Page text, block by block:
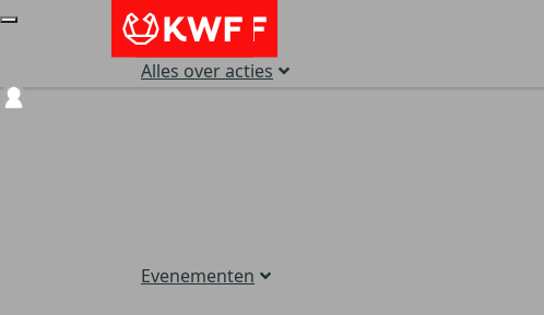
Alles over acties
Evenementen